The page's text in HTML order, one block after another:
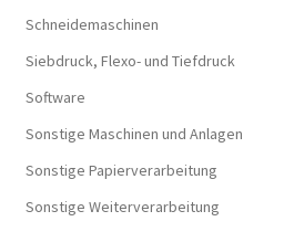
Schneidemaschinen
Siebdruck, Flexo- und Tiefdruck
Software
Sonstige Maschinen und Anlagen
Sonstige Papierverarbeitung
Sonstige Weiterverarbeitung